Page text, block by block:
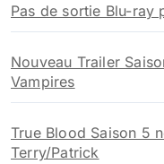
Pas de sortie Blu-ray
Nouveau Trailer
Vampires
True Blood Saison 5
Terry/Patrick